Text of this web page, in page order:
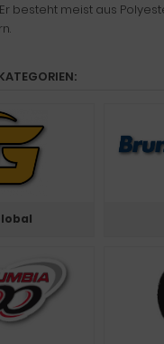
besteht meist aus